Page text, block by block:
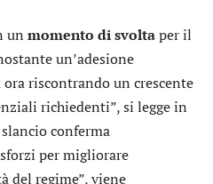
un momento di svoltaper il
un’adesione
riscontrando un crescente
richiedenti”, si legge in
conferma
per migliorare
del regime”, viene